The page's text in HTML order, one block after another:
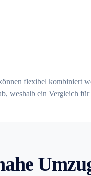
flexibel kombiniert
weshalb ein Vergleich für